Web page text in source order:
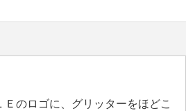
のロゴに、グリッターをほどこ